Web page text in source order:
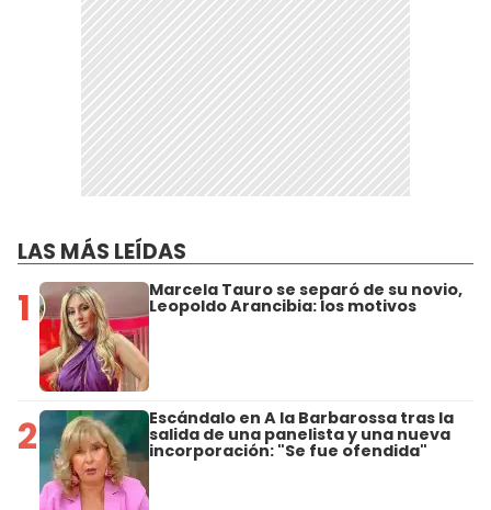
LAS MÁS LEÍDAS
1 Marcela Tauro se separó de su novio,
Leopoldo Arancibia: los motivos
2 Escándalo en A la Barbarossa tras la
salida de una panelista y una nueva
incorporación: "Se fue ofendida"